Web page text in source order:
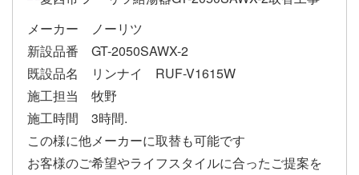
メーカー ノーリツ
新設品番 GT-2050SAWX-2
既設品名 リンナイ RUF-V1615W
施工担当 牧野
施工時間 3時間.
この様に他メーカーに取替も可能です
お客様のご希望やライフスタイルに合ったご提案を